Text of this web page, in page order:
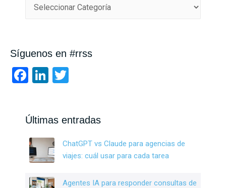
Síguenos en #rrss
F
b
o
o
k
Li
dI
n
er
Últimas entradas
ChatGPT vs Claude para agencias de
viajes: cuál usar para cada tarea
Agentes IA para responder consultas de